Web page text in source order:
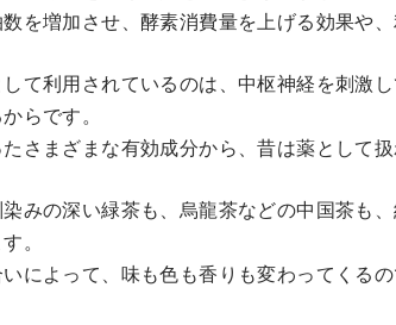
を増加させ、酵素消費量を上げる効果や、
て利用されているのは、中枢神経を刺激
らです。
さまざまな有効成分から、昔は薬として扱
みの深い緑茶も、烏龍茶などの中国茶も
。
によって、味も色も香りも変わってくるの